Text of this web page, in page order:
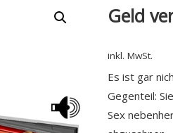
Geld
inkl. MwSt.
Es ist gar
Gegenteil:
Sex